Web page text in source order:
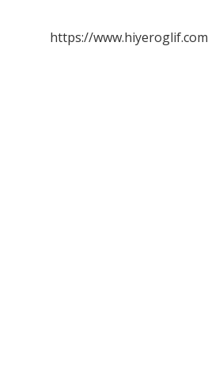
https://www.hiyeroglif.com